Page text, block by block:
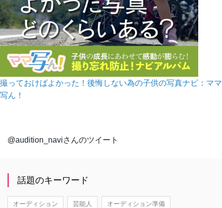
撮っておけばよかった！後悔しない為の子供の写真ナビ：ママ
写ん！
@audition_naviさんのツイート
話題のキーワード
オーディション 芸能人 オーディション準備